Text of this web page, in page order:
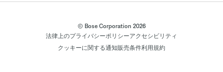
© Bose Corporation 2026
法律上のプライバシーポリシーアクセシビリティ
クッキーに関する通知販売条件利用規約